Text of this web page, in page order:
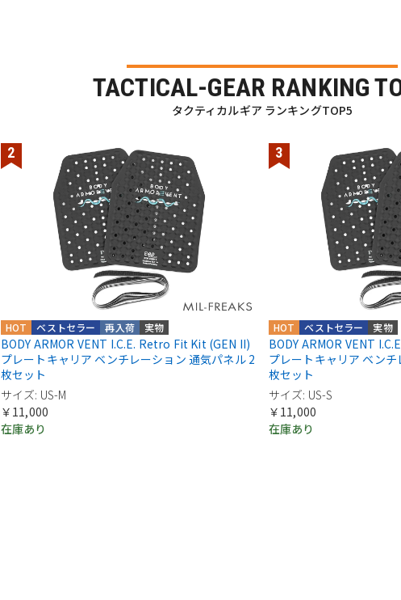
TACTICAL-GEAR RANKING
タクティカルギア ランキングTOP5
実物
再入荷
ベストセラー
HOT
BODY ARMOR VENT I.C.E. Retro Fit Kit (GEN II)
プレートキャリア ベンチレーション 通気パネル 2
枚セット
サイズ: US-M
￥11,000
在庫あり
実物
ベストセラー
HOT
BODY ARMOR VENT
プレートキャリア ベン
枚セット
サイズ: US-S
￥11,000
在庫あり